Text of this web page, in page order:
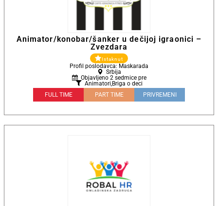
Animator/konobar/šanker u dečijoj igraonici –
Zvezdara
Istaknut
Profil poslodavca: Maskarada
Srbija
Objavljeno 2 sedmice pre
Animatori,Briga o deci
FULL TIME
PART TIME PRIVREMENI